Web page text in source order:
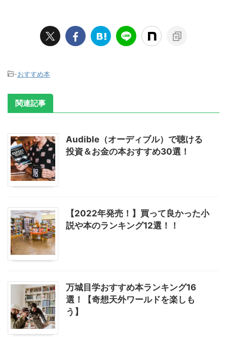
-おすすめ本
関連記事
Audible（オーディブル）で聴ける
投資＆お金の本おすすめ30選！
【2022年発売！】買って良かった小
説や本のランキング12選！！
万城目学おすすめ本ランキング16
選！【奇想天外ワールドを楽しも
う】